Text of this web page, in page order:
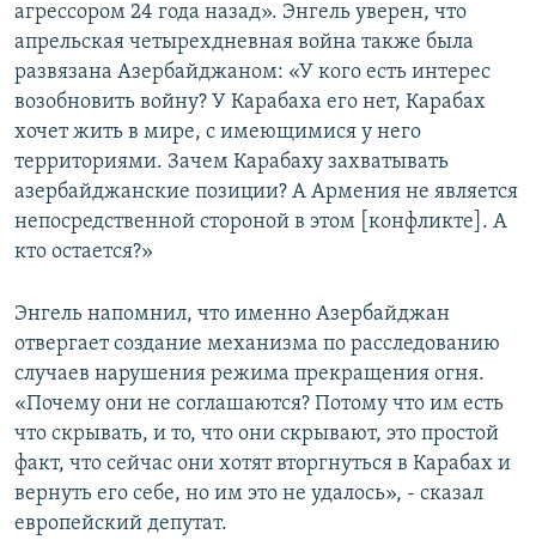
агрессором 24 года назад». Энгель уверен, что
апрельская четырехдневная война также была
развязана Азербайджаном: «У кого есть интерес
возобновить войну? У Карабаха его нет, Карабах
хочет жить в мире, с имеющимися у него
территориями. Зачем Карабаху захватывать
азербайджанские позиции? А Армения не является
непосредственной стороной в этом [конфликте]. А
кто остается?»
Энгель напомнил, что именно Азербайджан
отвергает создание механизма по расследованию
случаев нарушения режима прекращения огня.
«Почему они не соглашаются? Потому что им есть
что скрывать, и то, что они скрывают, это простой
факт, что сейчас они хотят вторгнуться в Карабах и
вернуть его себе, но им это не удалось», - сказал
европейский депутат.